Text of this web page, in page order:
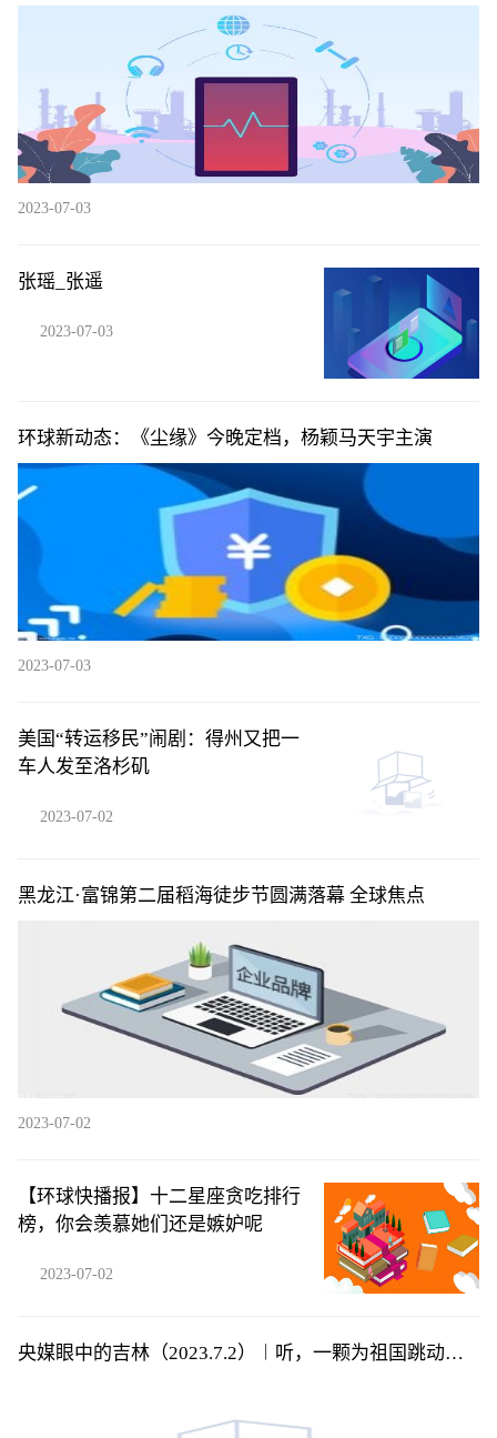
2023-07-03
张瑶_张遥
2023-07-03
环球新动态：《尘缘》今晚定档，杨颖马天宇主演
2023-07-03
美国“转运移民”闹剧：得州又把一
车人发至洛杉矶
2023-07-02
黑龙江·富锦第二届稻海徒步节圆满落幕 全球焦点
2023-07-02
【环球快播报】十二星座贪吃排行
榜，你会羡慕她们还是嫉妒呢
2023-07-02
央媒眼中的吉林（2023.7.2）︱听，一颗为祖国跳动的